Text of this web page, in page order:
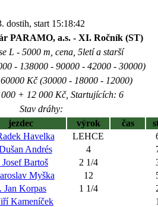
dostih, start 15:18:42
PARAMO, a.s. - XI. Ročník (ST)
L - 5000 m, cena, 5letí a starší
- 138000 - 90000 - 42000 - 30000)
Kč (30000 - 18000 - 12000)
+ 12 000 Kč, Startujících: 6
Stav dráhy:
jezdec výrok čas
Havelka LEHCE
Andrés 4
Josef Bartoš 2 1/4
Myška 12
Jan Korpas 1 1/4
Kameníček 1